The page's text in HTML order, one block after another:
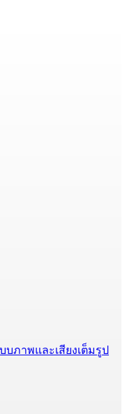
บภาพและเสียงเต็มรูป